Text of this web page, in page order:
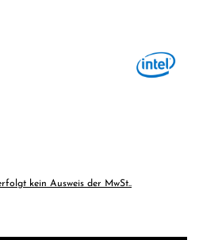
kein Ausweis der MwSt..